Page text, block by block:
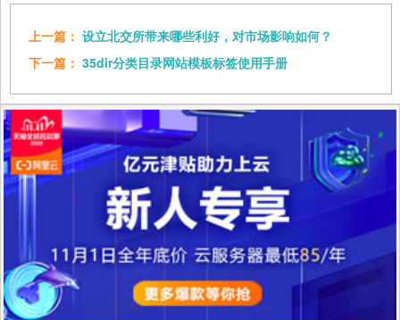
上一篇： 设立北交所带来哪些利好，对市场影响如何？
下一篇： 35dir分类目录网站模板标签使用手册